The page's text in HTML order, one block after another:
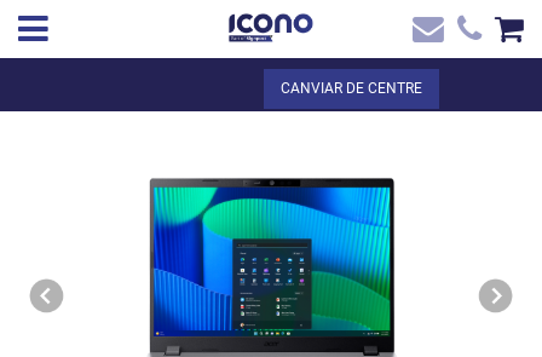
VEURE EL CISTELL
CA ✖
Inici
CANVIAR DE CENTRE